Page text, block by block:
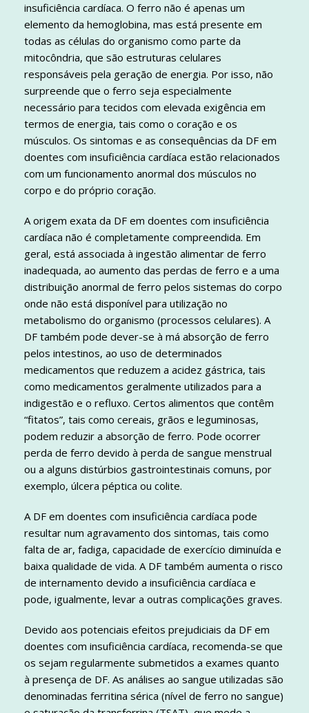
insuficiência cardíaca. O ferro não é apenas um
elemento da hemoglobina, mas está presente em
todas as células do organismo como parte da
mitocôndria, que são estruturas celulares
responsáveis pela geração de energia. Por isso, não
surpreende que o ferro seja especialmente
necessário para tecidos com elevada exigência em
termos de energia, tais como o coração e os
músculos. Os sintomas e as consequências da DF em
doentes com insuficiência cardíaca estão relacionados
com um funcionamento anormal dos músculos no
corpo e do próprio coração.
A origem exata da DF em doentes com insuficiência
cardíaca não é completamente compreendida. Em
geral, está associada à ingestão alimentar de ferro
inadequada, ao aumento das perdas de ferro e a uma
distribuição anormal de ferro pelos sistemas do corpo
onde não está disponível para utilização no
metabolismo do organismo (processos celulares). A
DF também pode dever-se à má absorção de ferro
pelos intestinos, ao uso de determinados
medicamentos que reduzem a acidez gástrica, tais
como medicamentos geralmente utilizados para a
indigestão e o refluxo. Certos alimentos que contêm
“fitatos”, tais como cereais, grãos e leguminosas,
podem reduzir a absorção de ferro. Pode ocorrer
perda de ferro devido à perda de sangue menstrual
ou a alguns distúrbios gastrointestinais comuns, por
exemplo, úlcera péptica ou colite.
A DF em doentes com insuficiência cardíaca pode
resultar num agravamento dos sintomas, tais como
falta de ar, fadiga, capacidade de exercício diminuída e
baixa qualidade de vida. A DF também aumenta o risco
de internamento devido a insuficiência cardíaca e
pode, igualmente, levar a outras complicações graves.
Devido aos potenciais efeitos prejudiciais da DF em
doentes com insuficiência cardíaca, recomenda-se que
os sejam regularmente submetidos a exames quanto
à presença de DF. As análises ao sangue utilizadas são
denominadas ferritina sérica (nível de ferro no sangue)